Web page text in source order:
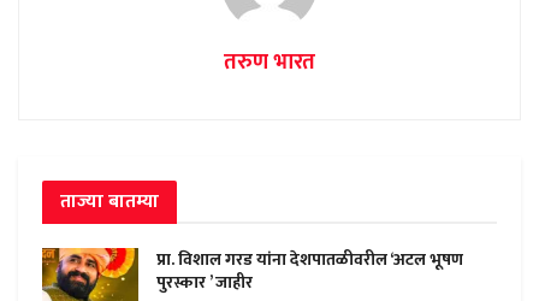
तरुण भारत
ताज्या बातम्या
प्रा. विशाल गरड यांना देशपातळीवरील ‘अटल भूषण
पुरस्कार ’ जाहीर